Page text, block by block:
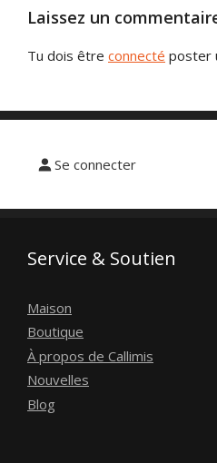
Laissez un
Tu dois être connecté poster
Se connecter
Service & Soutien
Maison
Boutique
À propos de Callimis
Nouvelles
Blog